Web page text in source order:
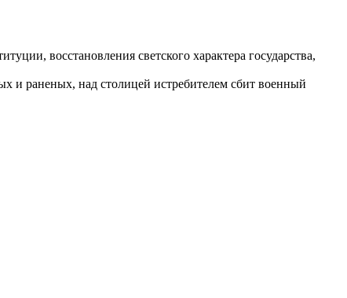
восстановления светского характера государства,
и раненых, над столицей истребителем сбит военный